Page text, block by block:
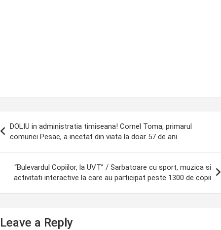
DOLIU in administratia timiseana! Cornel Toma, primarul
comunei Pesac, a incetat din viata la doar 57 de ani
“Bulevardul Copiilor, la UVT” / Sarbatoare cu sport, muzica si
activitati interactive la care au participat peste 1300 de copii
Leave a Reply